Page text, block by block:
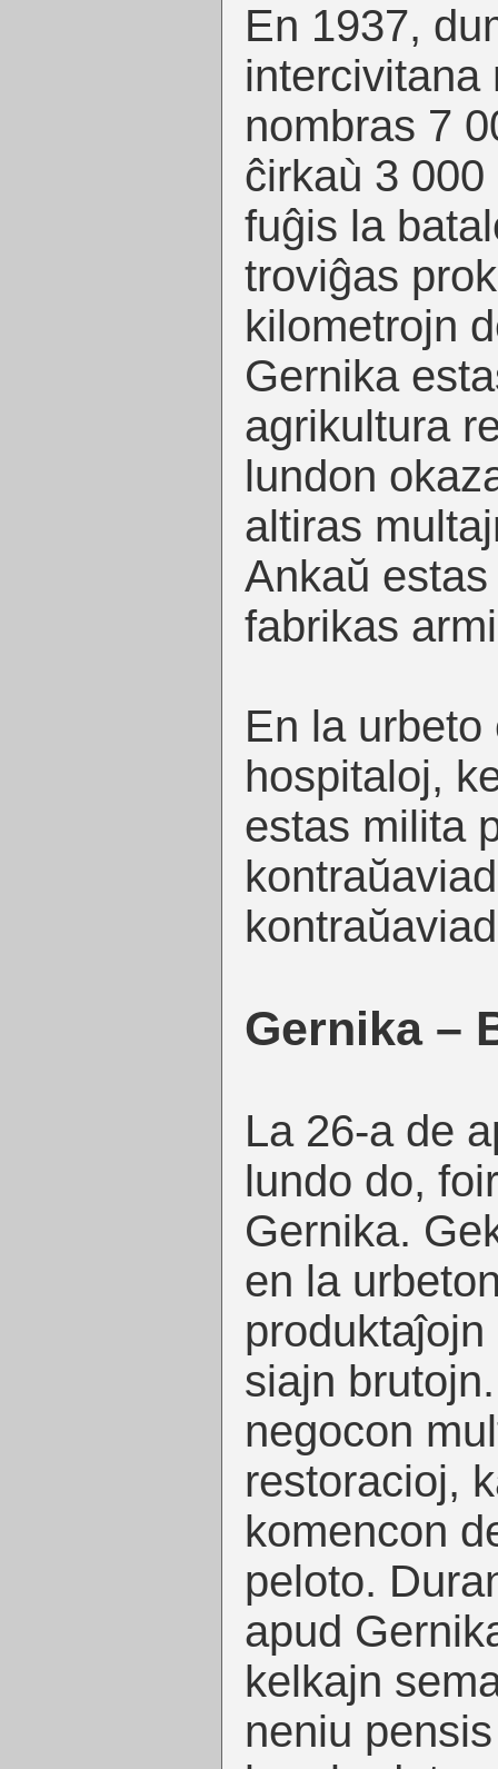
En 1937,
intercivitana
nombras 7
ĉirkaù 3
fuĝis la
troviĝas
kilometrojn
Gernika
agrikultura
lundon
altiras
Ankaŭ
fabrikas
En la
hospitaloj,
estas milita
Gernika –
La 26-a de
lundo do,
Gernika.
en la
siajn
negocon
restoracioj,
komencon
peloto.
apud
kelkajn
neniu